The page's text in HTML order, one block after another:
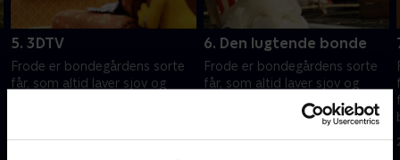
5. 3DTV
Frode er bondegårdens sorte
får, som altid laver sjov og
29. maj 2023 • 7 min
6. Den lugtende bonde
Frode er bondegårdens sorte
får, som altid laver sjov og
fåre-streger. Hver gang
bondemanden vender ryggen
29. maj 2023 • 7 min